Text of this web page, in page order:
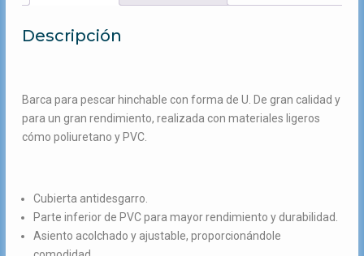
Descripción
Barca para pescar hinchable con forma de U. De gran calidad y
para un gran rendimiento, realizada con materiales ligeros
cómo poliuretano y PVC.
Cubierta antidesgarro.
Parte inferior de PVC para mayor rendimiento y durabilidad.
Asiento acolchado y ajustable, proporcionándole